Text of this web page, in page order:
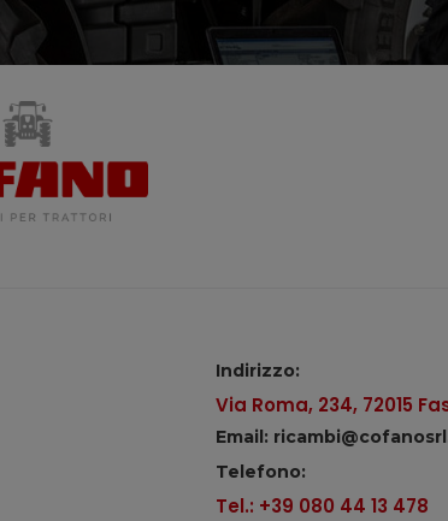
Indirizzo:
Via Roma, 234, 72015
Email:
Telefono:
Tel.: +39 080 44 13 478